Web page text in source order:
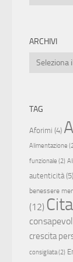
ARCHIVI
Archivi
TAG
Aforimi (4)
Alimentazione
funzionale (2)
autenticità(5)
benessere
(12)
crescita
consigliata(2)